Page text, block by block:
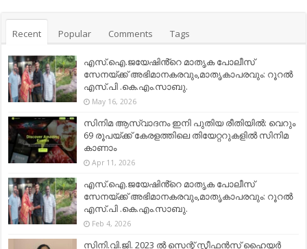
Recent Popular Comments Tags
എസ്.ഐ.ജയേഷിൻ്റെ മാതൃക പോലീസ്
സേനയ്ക്ക് അഭിമാനകരവും,മാതൃകാപരവും: റൂറൽ
എസ്.പി .കെ.എം.സാബു.
May 16, 2026
സിനിമ ആസ്വാദനം ഇനി പുതിയ രീതിയിൽ: വെറും
69 രൂപയ്ക്ക് കേരളത്തിലെ തിയേറ്ററുകളിൽ സിനിമ
കാണാം
Apr 11, 2026
എസ്.ഐ.ജയേഷിൻ്റെ മാതൃക പോലീസ്
സേനയ്ക്ക് അഭിമാനകരവും,മാതൃകാപരവും: റൂറൽ
എസ്.പി .കെ.എം.സാബു.
Feb 4, 2026
സിനി.വി.ജി. 2023 ൽ സെന്റ് സ്റ്റീഫൻസ് ഹൈയർ